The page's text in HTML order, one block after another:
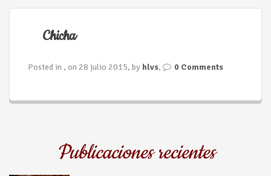
Chicha
Posted in , on 28 julio 2015, by hlvs, 0 Comments
Publicaciones recientes